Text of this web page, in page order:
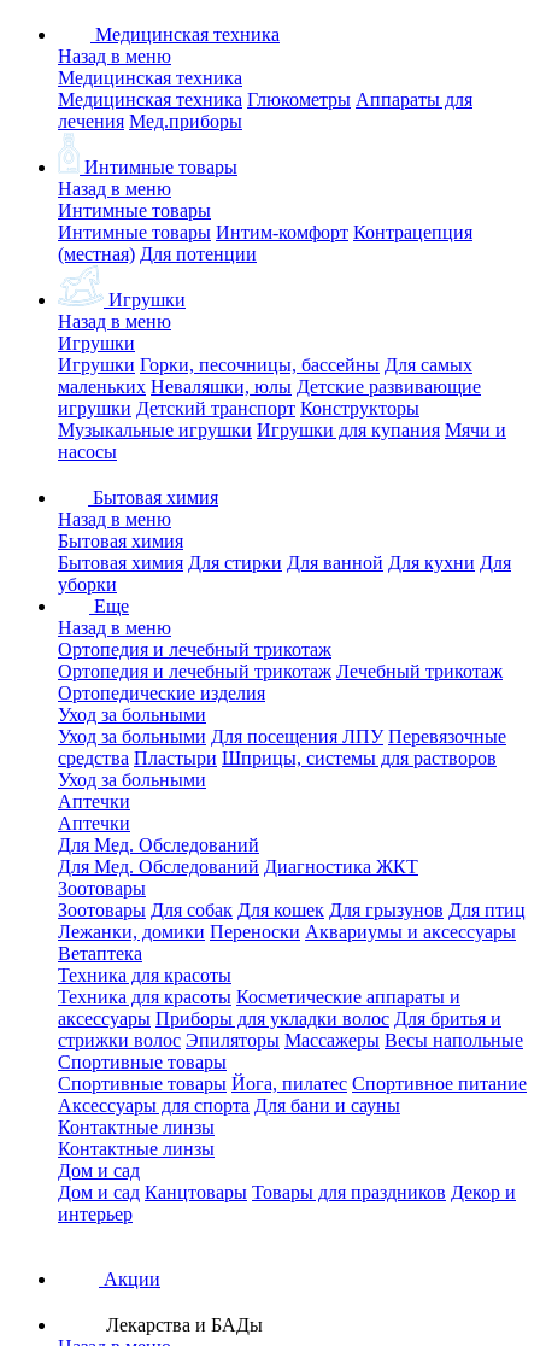
Медицинская техника
Назад в меню
Медицинская техника
Медицинская техника Глюкометры Аппараты для
лечения Мед.приборы
Интимные товары
Назад в меню
Интимные товары
Интимные товары Интим-комфорт Контрацепция
(местная) Для потенции
Игрушки
Назад в меню
Игрушки
Игрушки Горки, песочницы, бассейны Для самых
маленьких Неваляшки, юлы Детские развивающие
игрушки Детский транспорт Конструкторы
Музыкальные игрушки Игрушки для купания Мячи и
насосы
Бытовая химия
Назад в меню
Бытовая химия
Бытовая химия Для стирки Для ванной Для кухни Для
уборки
Еще
Назад в меню
Ортопедия и лечебный трикотаж
Ортопедия и лечебный трикотаж Лечебный трикотаж
Ортопедические изделия
Уход за больными
Уход за больными Для посещения ЛПУ Перевязочные
средства Пластыри Шприцы, системы для растворов
Уход за больными
Аптечки
Аптечки
Для Мед. Обследований
Для Мед. Обследований Диагностика ЖКТ
Зоотовары
Зоотовары Для собак Для кошек Для грызунов Для птиц
Лежанки, домики Переноски Аквариумы и аксессуары
Ветаптека
Техника для красоты
Техника для красоты Косметические аппараты и
аксессуары Приборы для укладки волос Для бритья и
стрижки волос Эпиляторы Массажеры Весы напольные
Спортивные товары
Спортивные товары Йога, пилатес Спортивное питание
Аксессуары для спорта Для бани и сауны
Контактные линзы
Контактные линзы
Дом и сад
Дом и сад Канцтовары Товары для праздников Декор и
интерьер
Акции
Лекарства и БАДы